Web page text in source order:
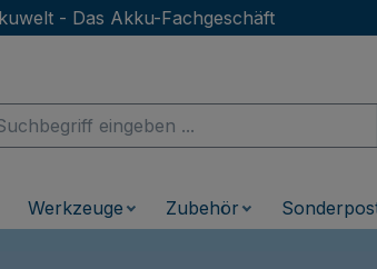
- Das Akku-Fachgeschäft
Werkzeuge Zubehör